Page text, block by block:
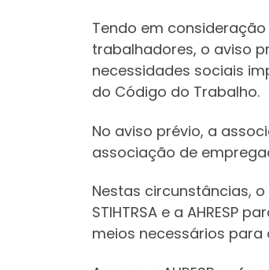
Tendo em
trabalhadores, o aviso
necessidades sociais
do Código do Trabalho.
No aviso prévio, a
associação de
Nestas circunstâncias,
STIHTRSA e a
meios necessários para